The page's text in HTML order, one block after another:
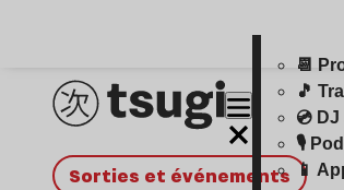
📆
🎵
💿
🎙️
📱
Sorties et événements